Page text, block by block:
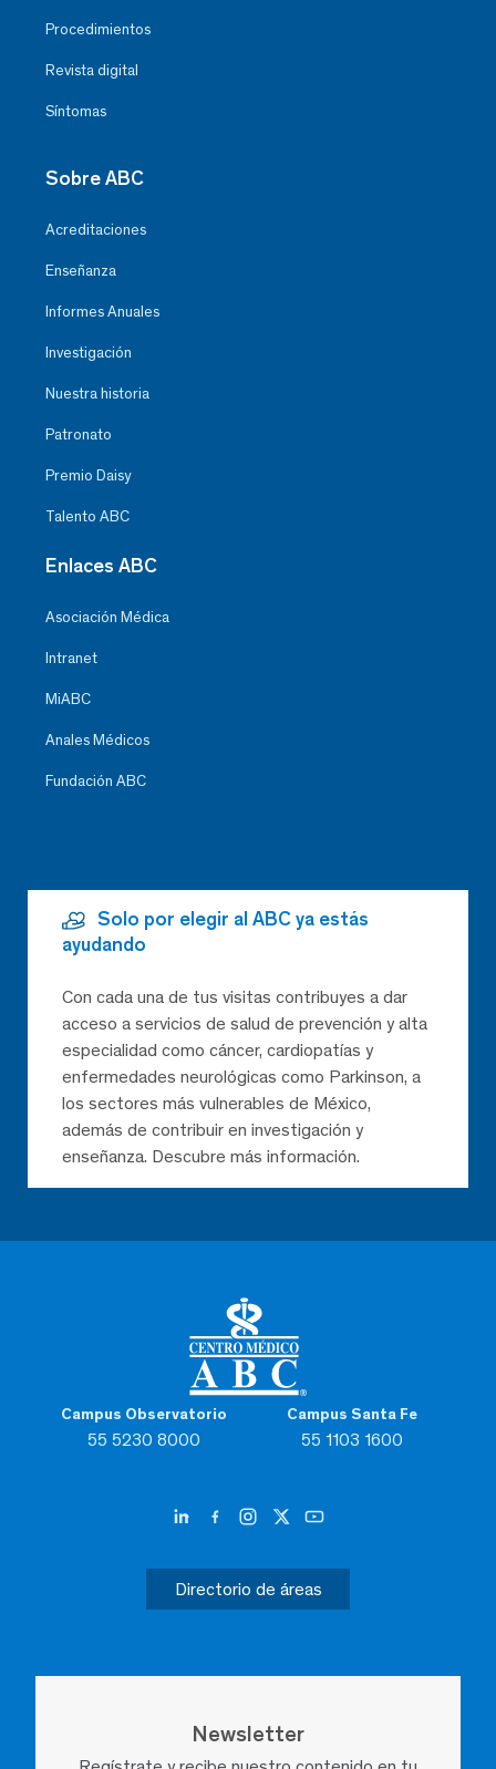
Campus Observatorio
55 5230 8000
Campus Santa Fe
55 1103 1600
Directorio de áreas
Newsletter
Procedimientos
Revista digital
Síntomas
Sobre ABC
Acreditaciones
Enseñanza
Informes Anuales
Investigación
Nuestra historia
Patronato
Premio Daisy
Talento ABC
Enlaces ABC
Asociación Médica
Intranet
MiABC
Anales Médicos
Fundación ABC
Solo por elegir al ABC ya estás
ayudando
Con cada una de tus visitas contribuyes a dar
acceso a servicios de salud de prevención y alta
especialidad como cáncer, cardiopatías y
enfermedades neurológicas como Parkinson, a
los sectores más vulnerables de México,
además de contribuir en investigación y
enseñanza. Descubre más información.